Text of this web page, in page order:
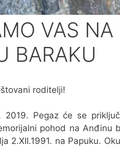
VAS
BARAKU
roditelji!
2019. Pegaz će se
pohod na Anđinu
2.XII.1991. na Papuku.